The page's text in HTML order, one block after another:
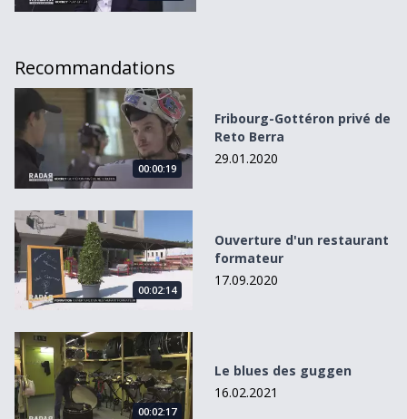
Recommandations
Fribourg-Gottéron privé de Reto Berra
00:00:19
Fribourg-Gottéron privé de
Reto Berra
29.01.2020
Ouverture d&#039;un restaurant formateur
00:02:14
Ouverture d'un restaurant
formateur
17.09.2020
Le blues des guggen
00:02:17
Le blues des guggen
16.02.2021